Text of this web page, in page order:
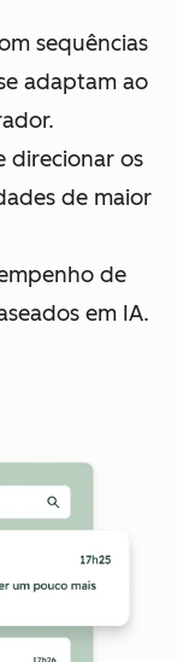
sequências
adaptam ao
direcionar os
de maior
de
em IA.